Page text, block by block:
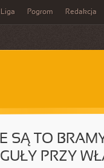
Liga Pogrom Redakcja
SĄ TO
PRZY